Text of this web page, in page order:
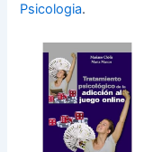
Psicologia.